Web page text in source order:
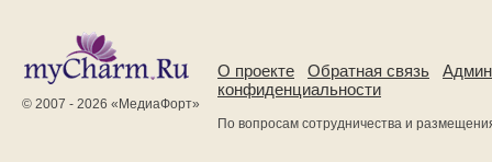
© 2007 - 2026 «МедиаФорт»
О проекте Обратная связь
конфиденциальности
По вопросам сотрудничества и